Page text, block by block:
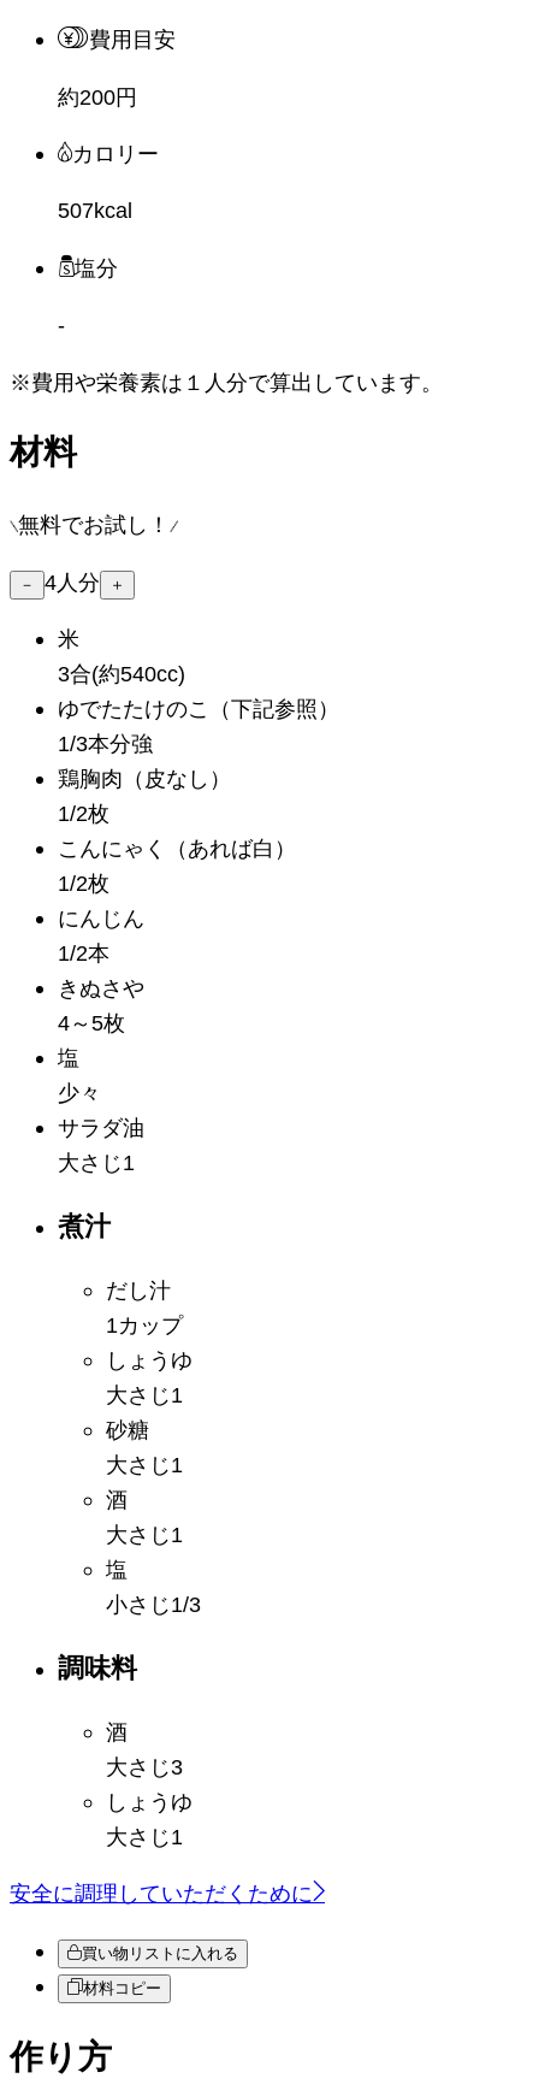
費用目安
約200円
カロリー
507kcal
塩分
-
※費用や栄養素は １人分で算出しています。
材料
無料でお試し！
－ 4人分 ＋
米
3合(約540cc)
ゆでたたけのこ
（下記参照）
1/3本分強
鶏胸肉 （皮なし）
1/2枚
こんにゃく
（あれば白）
1/2枚
にんじん
1/2本
きぬさや
4～5枚
塩
少々
サラダ油
大さじ1
煮汁
だし汁
1カップ
しょうゆ
大さじ1
砂糖
大さじ1
酒
大さじ1
塩
小さじ1/3
調味料
酒
大さじ3
しょうゆ
大さじ1
安全に調理していただくために
買い物リストに入れる
材料コピー
作り方